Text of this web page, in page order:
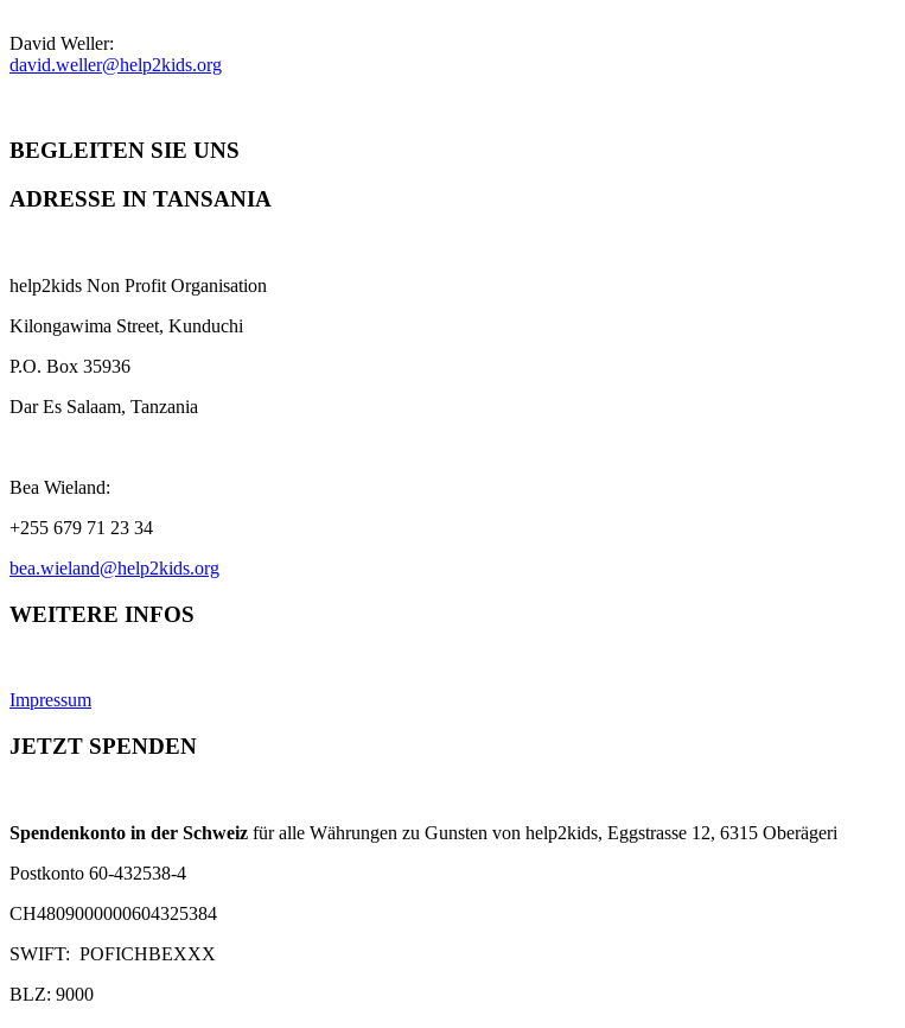
David Weller:
david.weller@help2kids.org
BEGLEITEN SIE UNS
ADRESSE IN TANSANIA
help2kids Non Profit Organisation
Kilongawima Street, Kunduchi
P.O. Box 35936
Dar Es Salaam, Tanzania
Bea Wieland:
+255 679 71 23 34
bea.wieland@help2kids.org
WEITERE INFOS
Impressum
JETZT SPENDEN
Spendenkonto in der Schweiz für alle Währungen zu Gunsten von help2kids, Eggstrasse 12, 6315 Oberägeri
Postkonto 60-432538-4
CH4809000000604325384
SWIFT: POFICHBEXXX
BLZ: 9000